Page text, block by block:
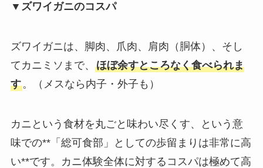
▼ズワイガニのコスパ
ズワイガニは、脚肉、爪肉、肩肉（胴体）、そし
てカニミソまで、 ほぼ余すところなく食べられま
す。（メスなら内子・外子も）
カニという食材を丸ごと味わい尽くす、という意
味での**「総可食部」としての歩留まりは非常に高
い**です。カニ体験全体に対するコスパは極めて高